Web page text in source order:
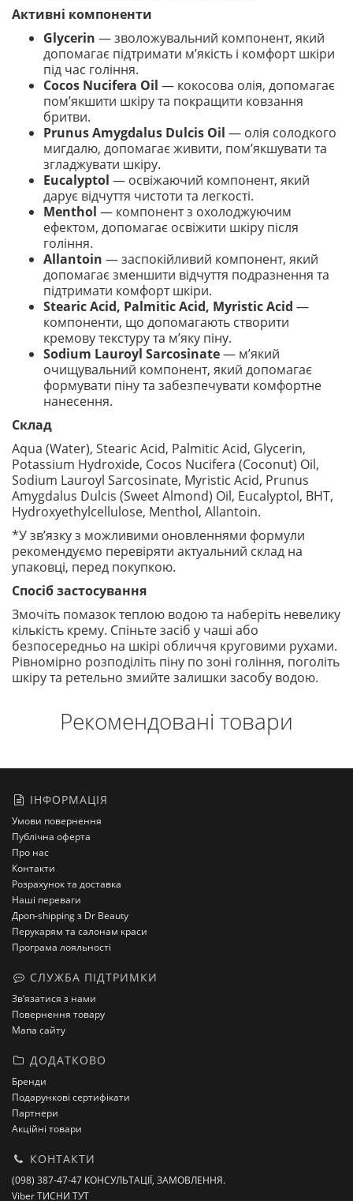
Активні компоненти
Glycerin — зволожувальний компонент, який
допомагає підтримати м’якість і комфорт шкіри
під час гоління.
Cocos Nucifera Oil — кокосова олія, допомагає
пом’якшити шкіру та покращити ковзання
бритви.
Prunus Amygdalus Dulcis Oil — олія солодкого
мигдалю, допомагає живити, пом’якшувати та
згладжувати шкіру.
Eucalyptol — освіжаючий компонент, який
дарує відчуття чистоти та легкості.
Menthol — компонент з охолоджуючим
ефектом, допомагає освіжити шкіру після
гоління.
Allantoin — заспокійливий компонент, який
допомагає зменшити відчуття подразнення та
підтримати комфорт шкіри.
Stearic Acid, Palmitic Acid, Myristic Acid —
компоненти, що допомагають створити
кремову текстуру та м’яку піну.
Sodium Lauroyl Sarcosinate— м’який
очищувальний компонент, який допомагає
формувати піну та забезпечувати комфортне
нанесення.
Склад
Aqua (Water), Stearic Acid, Palmitic Acid, Glycerin,
Potassium Hydroxide, Cocos Nucifera (Coconut) Oil,
Sodium Lauroyl Sarcosinate, Myristic Acid, Prunus
Amygdalus Dulcis (Sweet Almond) Oil, Eucalyptol, BHT,
Hydroxyethylcellulose, Menthol, Allantoin.
*У зв’язку з можливими оновленнями формули
рекомендуємо перевіряти актуальний склад на
упаковці, перед покупкою.
Спосіб застосування
Змочіть помазок теплою водою та наберіть невелику
кількість крему. Спіньте засіб у чаші або
безпосередньо на шкірі обличчя круговими рухами.
Рівномірно розподіліть піну по зоні гоління, поголіть
шкіру та ретельно змийте залишки засобу водою.
Рекомендовані товари
ІНФОРМАЦІЯ
Умови повернення
Публічна оферта
Про нас
Контакти
Розрахунок та доставка
Наші переваги
Дроп-shipping з Dr Beauty
Перукарям та салонам краси
Програма лояльності
СЛУЖБА ПІДТРИМКИ
Зв’язатися з нами
Повернення товару
Мапа сайту
ДОДАТКОВО
Бренди
Подарункові сертифікати
Партнери
Акційні товари
КОНТАКТИ
(098) 387-47-47 КОНСУЛЬТАЦІЇ, ЗАМОВЛЕННЯ.
Viber ТИСНИ ТУТ